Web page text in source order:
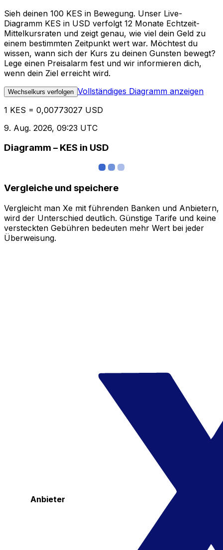
Sieh deinen 100 KES in Bewegung. Unser Live-
Diagramm KES in USD verfolgt 12 Monate Echtzeit-
Mittelkursraten und zeigt genau, wie viel dein Geld zu
einem bestimmten Zeitpunkt wert war. Möchtest du
wissen, wann sich der Kurs zu deinen Gunsten bewegt?
Lege einen Preisalarm fest und wir informieren dich,
wenn dein Ziel erreicht wird.
Wechselkurs verfolgen Vollständiges Diagramm anzeigen
1 KES = 0,00773027 USD
9. Aug. 2026, 09:23 UTC
Diagramm – KES in USD
Vergleiche und speichere
Vergleicht man Xe mit führenden Banken und Anbietern,
wird der Unterschied deutlich. Günstige Tarife und keine
versteckten Gebühren bedeuten mehr Wert bei jeder
Überweisung.
Anbieter